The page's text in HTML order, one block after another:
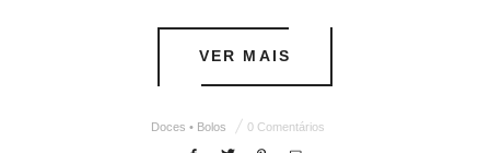
VER MAIS
Doces • Bolos 0 Comentários